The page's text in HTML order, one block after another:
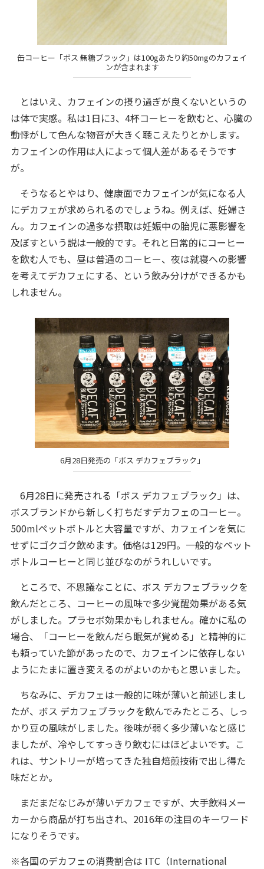
缶コーヒー「ボス 無糖ブラック」は100gあたり約50mgのカフェイ
ンが含まれます
とはいえ、カフェインの摂り過ぎが良くないというの
は体で実感。私は1日に3、4杯コーヒーを飲むと、心臓の
動悸がして色んな物音が大きく聴こえたりとかします。
カフェインの作用は人によって個人差があるそうです
が。
そうなるとやはり、健康面でカフェインが気になる人
にデカフェが求められるのでしょうね。例えば、妊婦さ
ん。カフェインの過多な摂取は妊娠中の胎児に悪影響を
及ぼすという説は一般的です。それと日常的にコーヒー
を飲む人でも、昼は普通のコーヒー、夜は就寝への影響
を考えてデカフェにする、という飲み分けができるかも
しれません。
6月28日発売の「ボス デカフェブラック」
6月28日に発売される「ボス デカフェブラック」は、
ボスブランドから新しく打ちだすデカフェのコーヒー。
500mlペットボトルと大容量ですが、カフェインを気に
せずにゴクゴク飲めます。価格は129円。一般的なペット
ボトルコーヒーと同じ並びなのがうれしいです。
ところで、不思議なことに、ボス デカフェブラックを
飲んだところ、コーヒーの風味で多少覚醒効果がある気
がしました。プラセボ効果かもしれません。確かに私の
場合、「コーヒーを飲んだら眠気が覚める」と精神的に
も頼っていた節があったので、カフェインに依存しない
ようにたまに置き変えるのがよいのかもと思いました。
ちなみに、デカフェは一般的に味が薄いと前述しまし
たが、ボス デカフェブラックを飲んでみたところ、しっ
かり豆の風味がしました。後味が弱く多少薄いなと感じ
ましたが、冷やしてすっきり飲むにはほどよいです。こ
れは、サントリーが培ってきた独自焙煎技術で出し得た
味だとか。
まだまだなじみが薄いデカフェですが、大手飲料メー
カーから商品が打ち出され、2016年の注目のキーワード
になりそうです。
※各国のデカフェの消費割合は ITC（International